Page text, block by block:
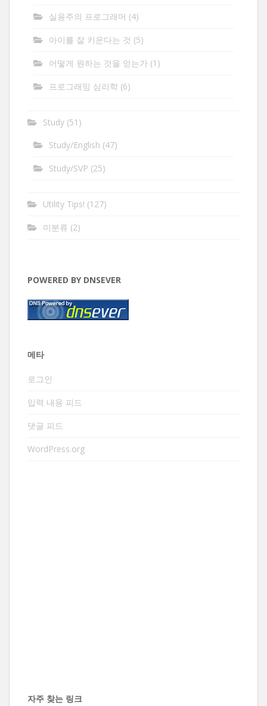
실용주의 프로그래머 (4)
아이를 잘 키운다는 것 (5)
어떻게 원하는 것을 얻는가 (1)
프로그래밍 심리학 (6)
Study (51)
Study/English (47)
Study/SVP (25)
Utility Tips! (127)
미분류 (2)
POWERED BY DNSEVER
메타
로그인
입력 내용 피드
댓글 피드
WordPress.org
자주 찾는 링크